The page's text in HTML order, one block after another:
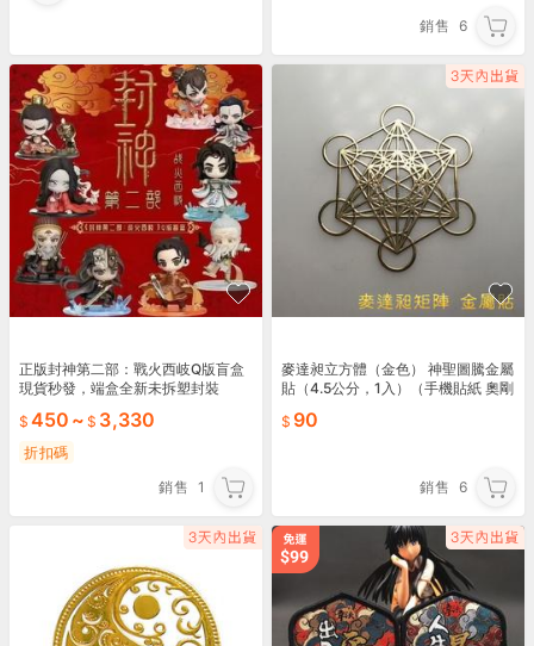
銷售 6
正版封神第二部：戰火西岐Q版盲盒
現貨秒發，端盒全新未拆塑封裝
450 ~ 3,330
折扣碼
銷售 1
麥達昶立方體（金色） 神聖圖騰金屬
貼（4.5公分，1入）（手機貼紙 奧剛
90
銷售 6